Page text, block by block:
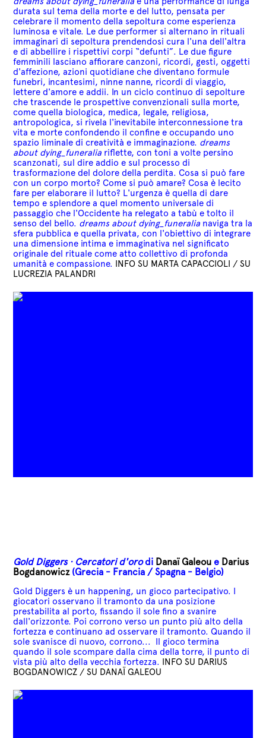
durata sul tema della morte e del lutto, pensata per
celebrare il momento della sepoltura come esperienza
luminosa e vitale. Le due performer si alternano in rituali
immaginari di sepoltura prendendosi cura l'una dell'altra
e di abbellire i rispettivi corpi “defunti”. Le due figure
femminili lasciano affiorare canzoni, ricordi, gesti, oggetti
d'affezione, azioni quotidiane che diventano formule
funebri, incantesimi, ninne nanne, ricordi di viaggio,
lettere d'amore e addii. In un ciclo continuo di sepolture
che trascende le prospettive convenzionali sulla morte,
come quella biologica, medica, legale, religiosa,
antropologica, si rivela l'inevitabile interconnessione tra
vita e morte confondendo il confine e occupando uno
spazio liminale di creatività e immaginazione. dreams
about dying_funeralia riflette, con toni a volte persino
scanzonati, sul dire addio e sul processo di
trasformazione del dolore della perdita. Cosa si può fare
con un corpo morto? Come si può amare? Cosa è lecito
fare per elaborare il lutto? L'urgenza è quella di dare
tempo e splendore a quel momento universale di
passaggio che l'Occidente ha relegato a tabù e tolto il
senso del bello. dreams about dying_funeralia naviga tra la
sfera pubblica e quella privata, con l'obiettivo di integrare
una dimensione intima e immaginativa nel significato
originale del rituale comeatto collettivo di profonda
umanità e compassione. INFO SU MARTA CAPACCIOLI / SU
LUCREZIA PALANDRI
Gold Diggers · Cercatori d'orodi Danaï Galeou e Darius
Bogdanowicz(Grecia - Francia/ Spagna - Belgio)
Gold Diggers è un happening, un gioco partecipativo. I
giocatori osservano il tramonto da una posizione
prestabilita al porto, fissando il sole fino a svanire
dall'orizzonte. Poi corrono verso un punto più alto della
fortezza e continuano ad osservare il tramonto. Quando il
sole svanisce di nuovo, corrono... Il gioco termina
quando il sole scompare dalla cima della torre, il punto di
vista più alto della vecchia fortezza. INFO SU DARIUS
BOGDANOWICZ /SU DANAÏ GALEOU